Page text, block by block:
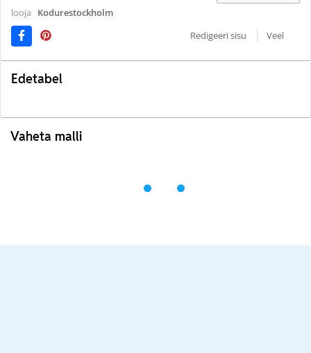
looja
Kodurestockholm
Redigeeri sisu
Veel
Edetabel
Vaheta malli